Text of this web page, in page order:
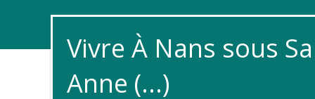
Vivre À Nans sous
Anne (...)